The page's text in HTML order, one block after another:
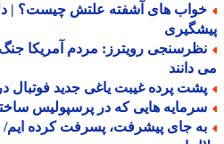
های آشفته علتش چیست؟ |
رویترز: مردم آمریکا جنگ با
پرده غیبت یاغی جدید فوتبال در
هایی که در پرسپولیس
جای پیشرفت، پسرفت کرده ایم/